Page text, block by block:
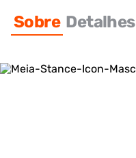
Sobre Detalhes